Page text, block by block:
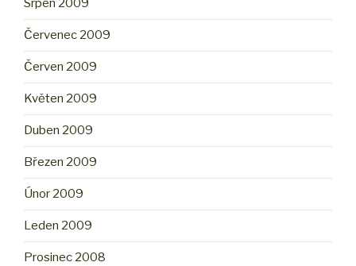
Srpen 2009
Červenec 2009
Červen 2009
Květen 2009
Duben 2009
Březen 2009
Únor 2009
Leden 2009
Prosinec 2008